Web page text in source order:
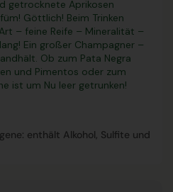
getrocknete Aprikosen
Göttlich! Beim Trinken
– feine Reife – Mineralität –
Ein großer Champagner –
Ob zum Pata Negra
und Pimentos oder zum
ist um Nu leer getrunken!
enthält Alkohol, Sulfite und